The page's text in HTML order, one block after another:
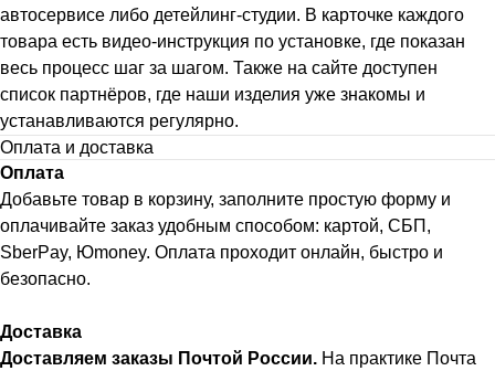
автосервисе либо детейлинг-студии. В карточке каждого
товара есть видео-инструкция по установке, где показан
весь процесс шаг за шагом. Также на сайте доступен
список партнёров, где наши изделия уже знакомы и
устанавливаются регулярно.
Оплата и доставка
Оплата
Добавьте товар в корзину, заполните простую форму и
оплачивайте заказ удобным способом: картой, СБП,
SberPay, Юmoney. Оплата проходит онлайн, быстро и
безопасно.
Доставка
Доставляем заказы Почтой России. На практике Почта